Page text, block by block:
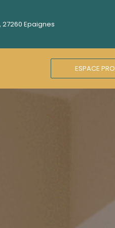
27260 Epaignes
ESPACE PRO